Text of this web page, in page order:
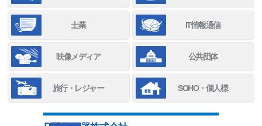
士業 IT情報通信
映像メディア 公共団体
旅行・レジャー SOHO・個人様